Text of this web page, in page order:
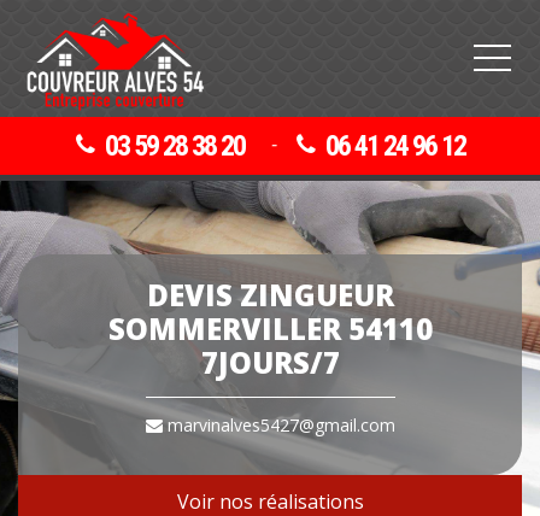
03 59 28 38 20 - 06 41 24 96 12
DEVIS ZINGUEUR
SOMMERVILLER 54110
7JOURS/7
marvinalves5427@gmail.com
Voir nos réalisations